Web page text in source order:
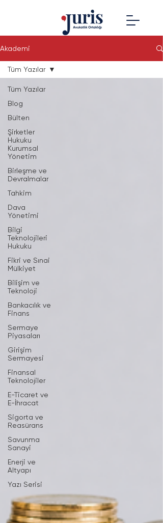
Akademi
Tüm Yazılar
Blog
Bülten
Şirketler
Hukuku
Kurumsal
Yönetim
Birleşme ve
Devralmalar
Tahkim
Dava
Yönetimi
Bilgi
Teknolojileri
Hukuku
Fikri ve Sınai
Mülkiyet
Bilişim ve
Teknoloji
Bankacılık ve
Finans
Sermaye
Piyasaları
Girişim
Sermayesi
Finansal
Teknolojiler
E-Ticaret ve
E-İhracat
Sigorta ve
Reasürans
Savunma
Sanayi
Enerji ve
Altyapı
Yazı Serisi
Tüm Yazılar